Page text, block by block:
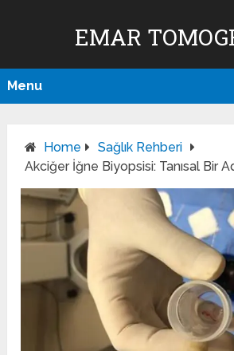
EMAR
Menu
Home
Sağlık Rehberi
Akciğer İğne Biyopsisi: Tanısal Bir